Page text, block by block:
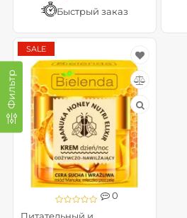
Фильтр
Быстрый заказ
0
SALE